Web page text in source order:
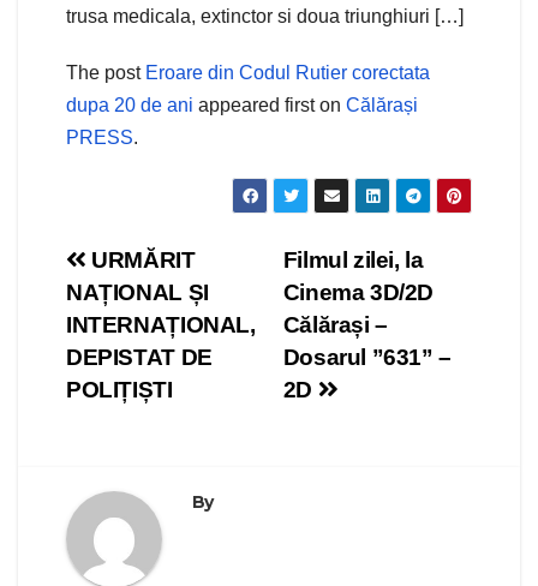
trusa medicala, extinctor si doua triunghiuri […]
The post Eroare din Codul Rutier corectata
dupa 20 de ani appeared first on Călărași
PRESS.
Navigare
în
articole
Filmul zilei, la
Cinema 3D/2D
Călărași –
Dosarul ”631” –
2D
URMĂRIT
NAȚIONAL ȘI
INTERNAȚIONAL,
DEPISTAT DE
POLIȚIȘTI
By